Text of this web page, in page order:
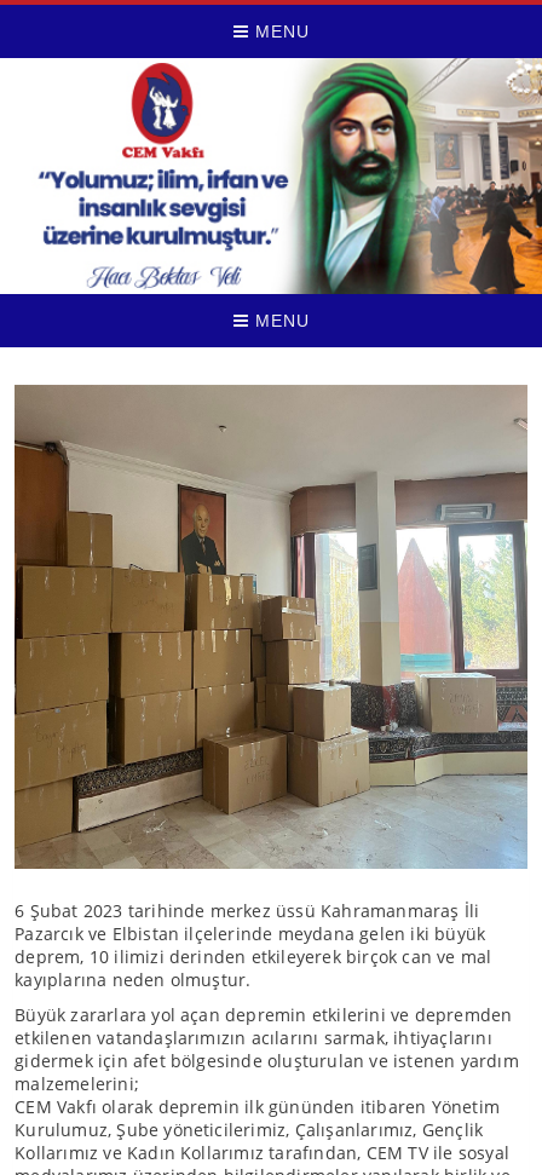
MENU
MENU
6 Şubat 2023 tarihinde merkez üssü Kahramanmaraş İli
Pazarcık ve Elbistan ilçelerinde meydana gelen iki büyük
deprem, 10 ilimizi derinden etkileyerek birçok can ve mal
kayıplarına neden olmuştur.
Büyük zararlara yol açan depremin etkilerini ve depremden
etkilenen vatandaşlarımızın acılarını sarmak, ihtiyaçlarını
gidermek için afet bölgesinde oluşturulan ve istenen yardım
malzemelerini;
CEM Vakfı olarak depremin ilk gününden itibaren Yönetim
Kurulumuz, Şube yöneticilerimiz, Çalışanlarımız, Gençlik
Kollarımız ve Kadın Kollarımız tarafından, CEM TV ile sosyal